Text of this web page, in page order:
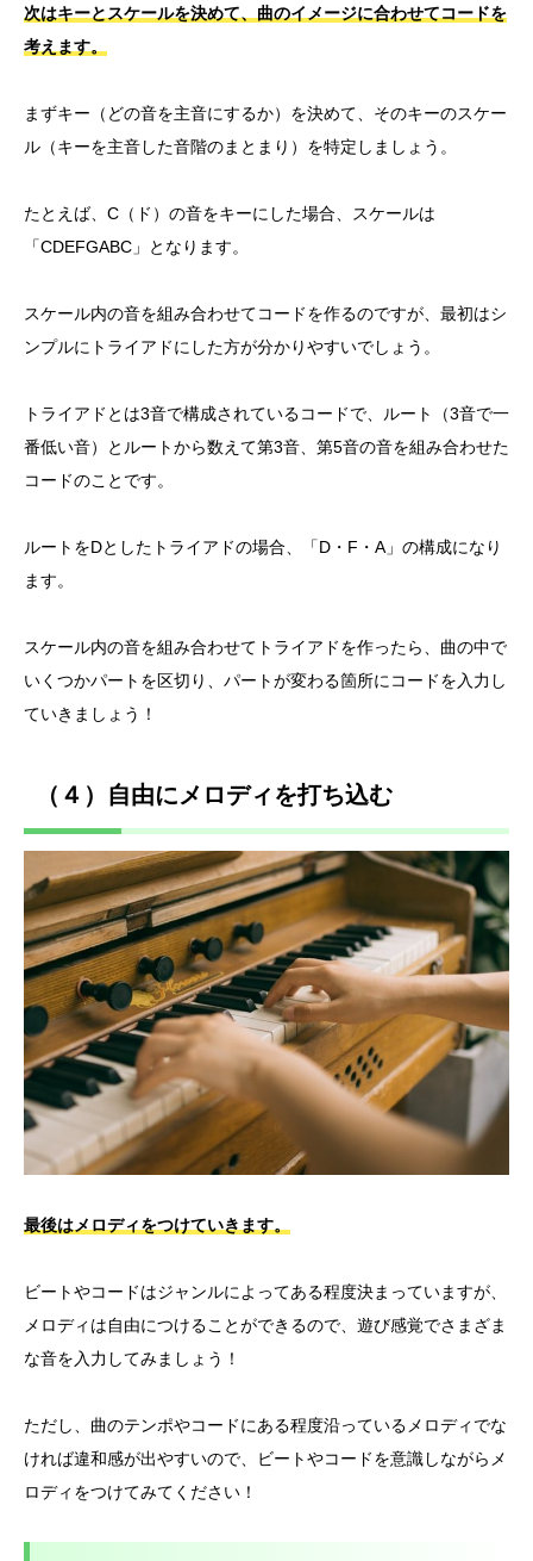
次はキーとスケールを決めて、曲のイメージに合わせてコードを
考えます。
まずキー（どの音を主音にするか）を決めて、そのキーのスケー
ル（キーを主音した音階のまとまり）を特定しましょう。
たとえば、C（ド）の音をキーにした場合、スケールは
「CDEFGABC」となります。
スケール内の音を組み合わせてコードを作るのですが、最初はシ
ンプルにトライアドにした方が分かりやすいでしょう。
トライアドとは3音で構成されているコードで、ルート（3音で一
番低い音）とルートから数えて第3音、第5音の音を組み合わせた
コードのことです。
ルートをDとしたトライアドの場合、「D・F・A」の構成になり
ます。
スケール内の音を組み合わせてトライアドを作ったら、曲の中で
いくつかパートを区切り、パートが変わる箇所にコードを入力し
ていきましょう！
（４）自由にメロディを打ち込む
最後はメロディをつけていきます。
ビートやコードはジャンルによってある程度決まっていますが、
メロディは自由につけることができるので、遊び感覚でさまざま
な音を入力してみましょう！
ただし、曲のテンポやコードにある程度沿っているメロディでな
ければ違和感が出やすいので、ビートやコードを意識しながらメ
ロディをつけてみてください！